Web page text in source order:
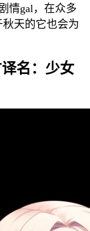
情gal，在众多
天的它也会为
名：少女